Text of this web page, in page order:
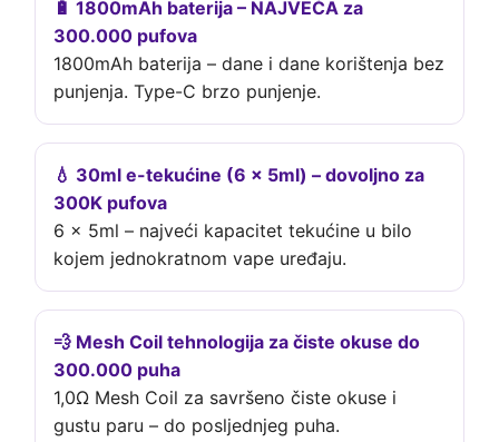
🔋 1800mAh baterija – NAJVEĆA za
300.000 pufova
1800mAh baterija – dane i dane korištenja bez
punjenja. Type-C brzo punjenje.
💧 30ml e-tekućine (6 × 5ml) – dovoljno za
300K pufova
6 × 5ml – najveći kapacitet tekućine u bilo
kojem jednokratnom vape uređaju.
💨 Mesh Coil tehnologija za čiste okuse do
300.000 puha
1,0Ω Mesh Coil za savršeno čiste okuse i
gustu paru – do posljednjeg puha.